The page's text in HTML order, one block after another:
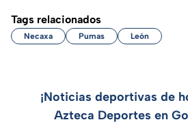
Tags relacionados
Necaxa Pumas León
¡Noticias deportivas de
Azteca Deportes en